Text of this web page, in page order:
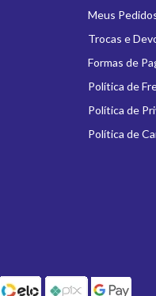
Meus
Trocas e
Formas de
Política de
Política de
Política de